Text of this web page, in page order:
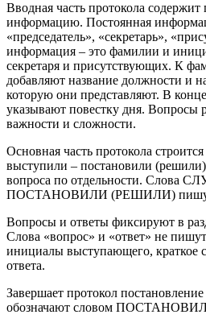
Вводная часть протокола
информацию. Постоянная
«председатель», «секретарь»,
информация – это фамилии и
секретаря и присутствующих. К
добавляют название должности и
которую они представляют. В
указывают повестку дня. Вопросы
важности и сложности.
Основная часть протокола
выступили – постановили
вопроса по отдельности.
ПОСТАНОВИЛИ (РЕШИЛИ) пишут
Вопросы и ответы фиксируют в
Слова «вопрос» и «ответ» не
инициалы выступающего, краткое
ответа.
Завершает протокол
обозначают словом